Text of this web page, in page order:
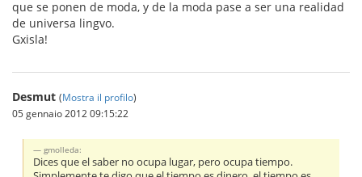
que se ponen de moda, y de la moda pase a ser una realidad
de universa lingvo.
Gxisla!
Desmut (Mostra il profilo)
05 gennaio 2012 09:15:22
gmolleda:
Dices que el saber no ocupa lugar, pero ocupa tiempo.